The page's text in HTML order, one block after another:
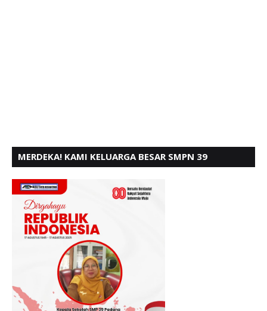
MERDEKA! KAMI KELUARGA BESAR SMPN 39